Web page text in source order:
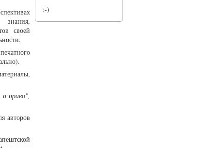
знания,
своей
право",
авторов
:-)